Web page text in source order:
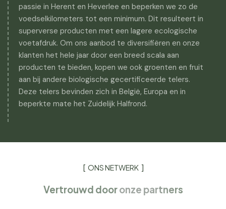
passie in Herent en Heverlee en beperken we zo de
voedselkilometers tot een minimum. Dit resulteert in
superverse producten met een lagere ecologische
voetafdruk. Om ons aanbod te diversifiëren en onze
klanten het hele jaar door een breed scala aan
producten te bieden, kopen we ook groenten en fruit
aan bij andere biologische gecertificeerde telers.
Deze telers bevinden zich in België, Europa en in
beperkte mate het Zuidelijk Halfrond.
ONS NETWERK
Vertrouwd dooronze partners